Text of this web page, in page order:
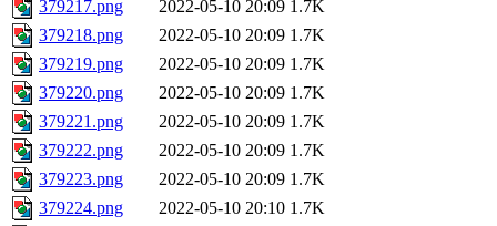
379217.png 2022-05-10 20:09 1.7K
379218.png
2022-05-10 20:09 1.7K
379219.png
2022-05-10 20:09 1.7K
379220.png
2022-05-10 20:09 1.7K
379221.png
2022-05-10 20:09 1.7K
379222.png
2022-05-10 20:09 1.7K
379223.png
2022-05-10 20:09 1.7K
379224.png
2022-05-10 20:10 1.7K